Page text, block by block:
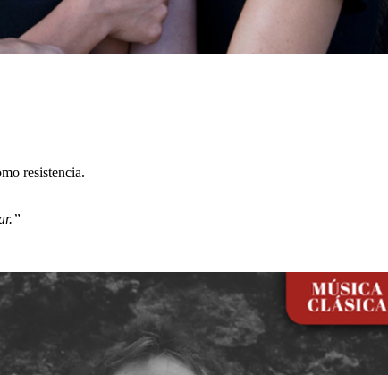
resistencia.